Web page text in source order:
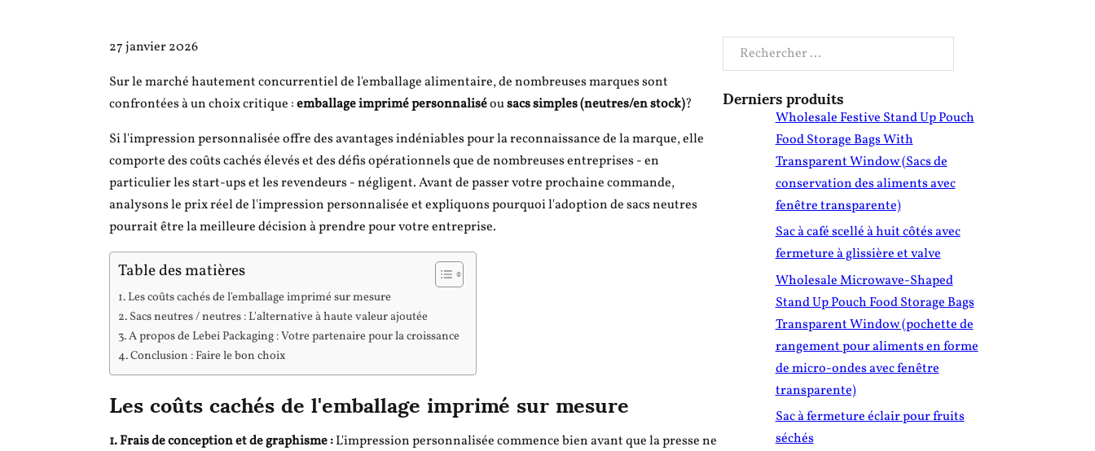
27 janvier 2026
Sur le marché hautement concurrentiel de l'emballage alimentaire, de nombreuses marques sont
confrontées à un choix critique :emballage imprimé personnaliséousacs simples (neutres/en stock)?
Si l'impression personnalisée offre des avantages indéniables pour la reconnaissance de la marque, elle
comporte des coûts cachés élevés et des défis opérationnels que de nombreuses entreprises - en
particulier les start-ups et les revendeurs - négligent. Avant de passer votre prochaine commande,
analysons le prix réel de l'impression personnalisée et expliquons pourquoi l'adoption de sacs neutres
pourrait être la meilleure décision à prendre pour votre entreprise.
Table des matières
Les coûts cachés de l'emballage imprimé sur mesure
Sacs neutres / neutres : L'alternative à haute valeur ajoutée
A propos de Lebei Packaging : Votre partenaire pour la croissance
Conclusion : Faire le bon choix
Les coûts cachés de l'emballage imprimé sur mesure
1. Frais de conception et de graphisme :L'impression personnalisée commence bien avant que la presse ne
Rechercher
Derniers produits
Wholesale Festive Stand Up Pouch
Food Storage Bags With
Transparent Window (Sacs de
conservation des aliments avec
fenêtre transparente)
Sac à café scellé à huit côtés avec
fermeture à glissière et valve
Wholesale Microwave-Shaped
Stand Up Pouch Food Storage Bags
Transparent Window (pochette de
rangement pour aliments en forme
de micro-ondes avec fenêtre
transparente)
Sac à fermeture éclair pour fruits
séchés